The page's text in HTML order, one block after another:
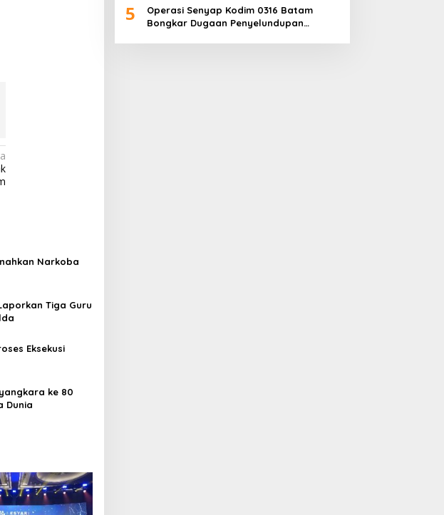
Narkoba
Tiga Guru
Eksekusi
ke 80
Dunia
5
Operasi Senyap Kodim 0316 Batam
Bongkar Dugaan Penyelundupan